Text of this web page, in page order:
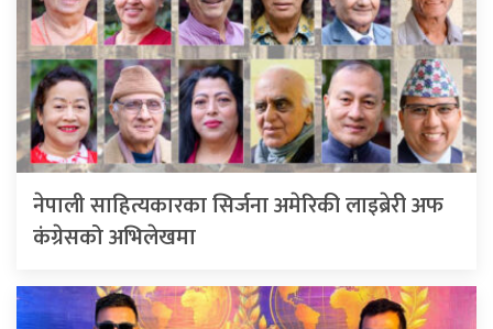
नेपाली साहित्यकारका सिर्जना अमेरिकी लाइब्रेरी अफ
कंग्रेसको अभिलेखमा